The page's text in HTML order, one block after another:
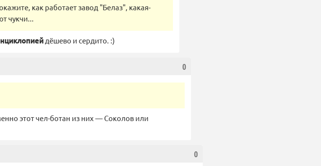
как работает завод "Белаз", какая-
чукчи...
дёшево и сердито. :)
0
этот чел-ботан из них — Соколов или
0